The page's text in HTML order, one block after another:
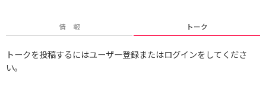
情 報 トーク
トークを投稿するにはユーザー登録またはログインをしてくださ
い。